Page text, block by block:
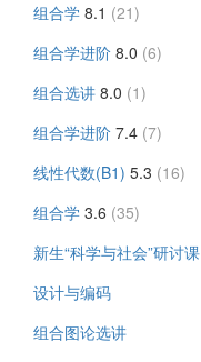
组合学 8.1 (21)
组合学进阶 8.0 (6)
组合选讲 8.0 (1)
组合学进阶 7.4 (7)
线性代数(B1) 5.3 (16)
组合学 3.6 (35)
新生“科学与社会”研讨课
设计与编码
组合图论选讲